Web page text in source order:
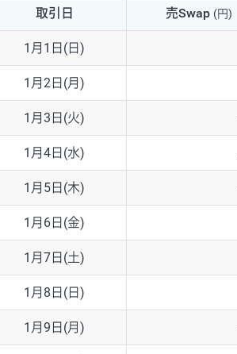
AUD/USD
NZD/USD
EUR/GBP
EUR/AUD
GBP/AUD
AUD/NZD
EUR/CHF
GBP/CHF
USD/CHF
※取引証拠金は同日の当社為替レート（ニュー
取引日 売Swap (円)
1月1日(日)
1月2日(月)
1月3日(火)
1月4日(水)
1月5日(木)
1月6日(金)
1月7日(土)
1月8日(日)
1月9日(月)